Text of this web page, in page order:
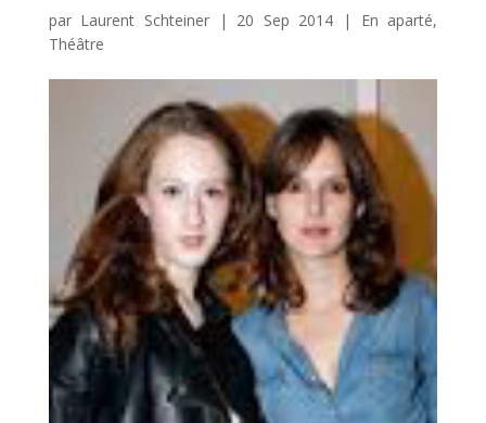
par Laurent Schteiner | 20 Sep 2014 | En aparté,
Théâtre